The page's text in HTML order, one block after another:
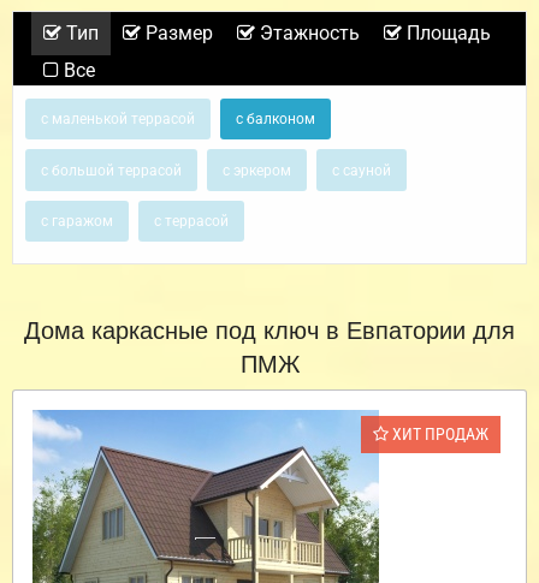
Тип Размер Этажность
Площадь
Все
с маленькой террасой с балконом
с большой террасой с эркером с сауной
с гаражом с террасой
Дома каркасные под ключ в Евпатории для
ПМЖ
ХИТ ПРОДАЖ